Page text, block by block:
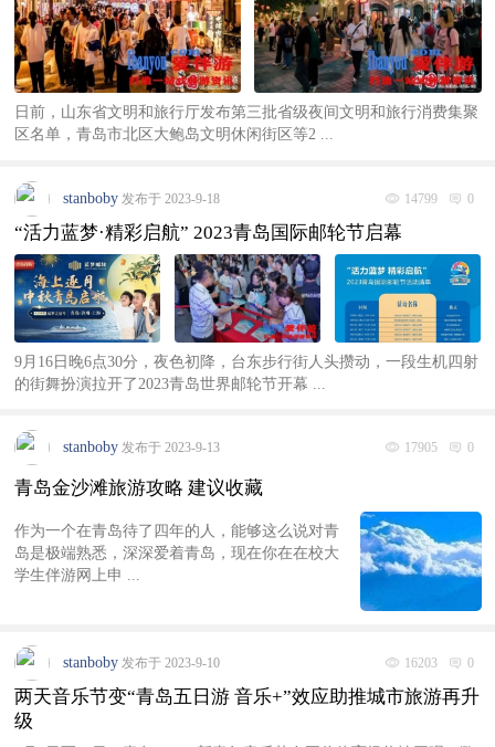
日前，山东省文明和旅行厅发布第三批省级夜间文明和旅行消费集聚
区名单，青岛市北区大鲍岛文明休闲街区等2 ...
14799 0
stanboby 发布于 2023-9-18
“活力蓝梦·精彩启航” 2023青岛国际邮轮节启幕
9月16日晚6点30分，夜色初降，台东步行街人头攒动，一段生机四射
的街舞扮演拉开了2023青岛世界邮轮节开幕 ...
17905 0
stanboby 发布于 2023-9-13
青岛金沙滩旅游攻略 建议收藏
作为一个在青岛待了四年的人，能够这么说对青
岛是极端熟悉，深深爱着青岛，现在你在在校大
学生伴游网上申 ...
16203 0
stanboby 发布于 2023-9-10
两天音乐节变“青岛五日游 音乐+”效应助推城市旅游再升
级